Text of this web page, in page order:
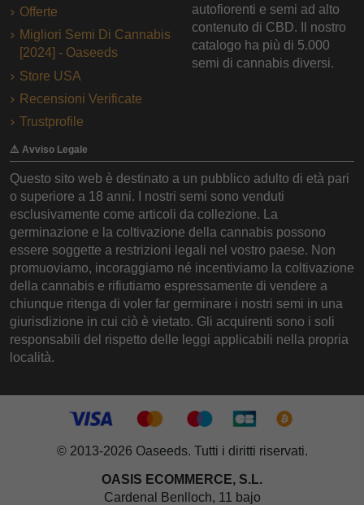
Offerte
Migliori Semi Di Cannabis
[2024] - Oaseeds
Store USA
Recensioni Verificate
Trustprofile
autofiorenti e semi ad alto
contenuto di CBD. Il nostro
catalogo ha più di 5.000
semi di cannabis diversi.
⚠️ Avviso Legale
Questo sito web è destinato a un pubblico adulto di età pari
o superiore a 18 anni. I nostri semi sono venduti
esclusivamente come articoli da collezione. La
germinazione e la coltivazione della cannabis possono
essere soggette a restrizioni legali nel vostro paese. Non
promuoviamo, incoraggiamo né incentiviamo la coltivazione
della cannabis e rifiutiamo espressamente di vendere a
chiunque ritenga di voler far germinare i nostri semi in una
giurisdizione in cui ciò è vietato. Gli acquirenti sono i soli
responsabili del rispetto delle leggi applicabili nella propria
località.
© 2013-2026 Oaseeds. Tutti i diritti riservati.
OASIS ECOMMERCE, S.L.
Cardenal Benlloch, 11 bajo